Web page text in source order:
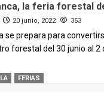
la feria forestal
20 junio, 2022 353
se prepara para
forestal del 30 junio al 2
FERIAS